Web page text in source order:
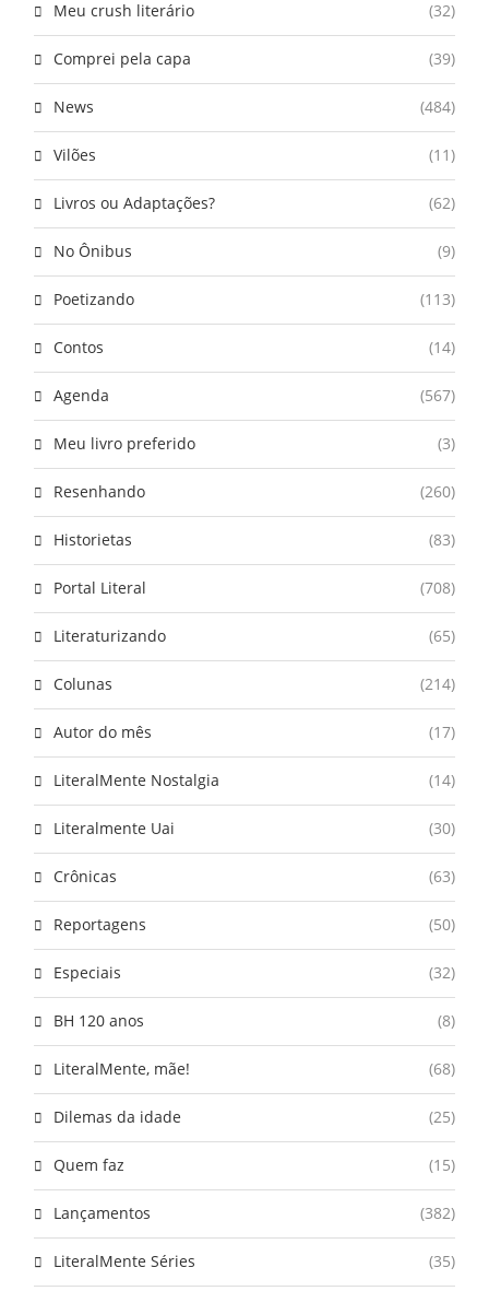
Meu crush literário (32)
Comprei pela capa (39)
News (484)
Vilões (11)
Livros ou Adaptações? (62)
No Ônibus (9)
Poetizando (113)
Contos (14)
Agenda (567)
Meu livro preferido (3)
Resenhando (260)
Historietas (83)
Portal Literal (708)
Literaturizando (65)
Colunas (214)
Autor do mês (17)
LiteralMente Nostalgia (14)
Literalmente Uai (30)
Crônicas (63)
Reportagens (50)
Especiais (32)
BH 120 anos (8)
LiteralMente, mãe! (68)
Dilemas da idade (25)
Quem faz (15)
Lançamentos (382)
LiteralMente Séries (35)